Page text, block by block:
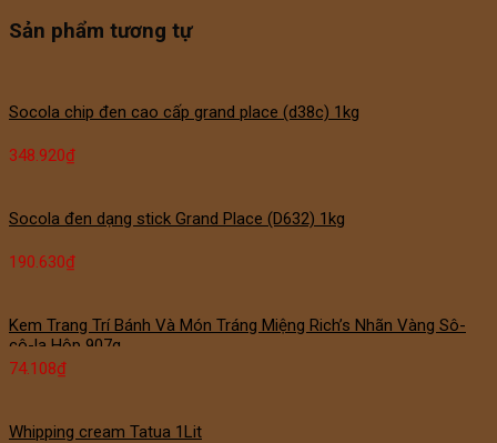
Sản phẩm tương tự
Socola chip đen cao cấp grand place (d38c) 1kg
348.920₫
Socola đen dạng stick Grand Place (D632) 1kg
190.630₫
Kem Trang Trí Bánh Và Món Tráng Miệng Rich’s Nhãn Vàng Sô-
cô-la Hộp 907g
74.108₫
Whipping cream Tatua 1Lit